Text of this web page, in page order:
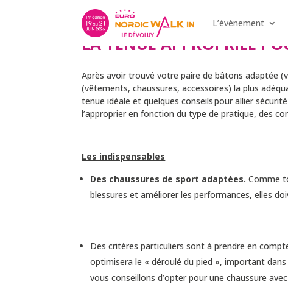
L’évènement
LA TENUE APPROPRIÉE
Après avoir trouvé votre paire de bâtons adaptée
(vêtements, chaussures, accessoires) la plus
tenue idéale et quelques conseils pour allier
l’approprier en fonction du type de pratique, des
Les indispensables
Des chaussures de sport adaptées.Comme
blessures et améliorer les performances, elles
Des critères particuliers sont à prendre en
optimisera le « déroulé du pied », important
vous conseillons d’opter pour une chaussure avec